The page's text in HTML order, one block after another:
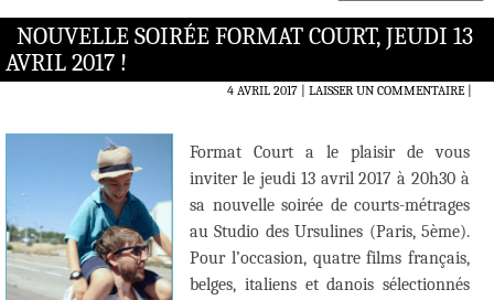
NOUVELLE SOIRÉE FORMAT COURT, JEUDI 13
AVRIL 2017 !
4 AVRIL 2017 LAISSER UN COMMENTAIRE|
Format Court a le plaisir de vous
inviter le jeudi 13 avril 2017 à 20h30 à
sa nouvelle soirée de courts-métrages
au Studio des Ursulines (Paris, 5ème).
Pour l’occasion, quatre films français,
belges, italiens et danois sélectionnés